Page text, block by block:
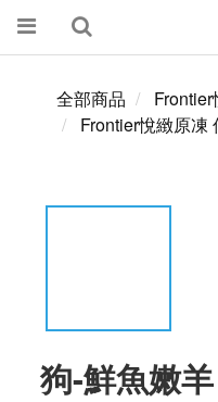
全部商品
Frontier悅緻原凍
狗-鮮魚嫩